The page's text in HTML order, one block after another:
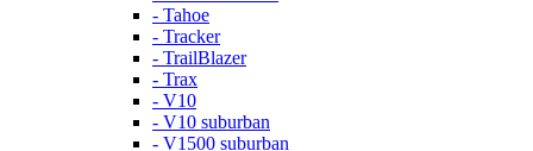
- Tahoe
- Tracker
- TrailBlazer
- Trax
- V10
- V10 suburban
- V1500 suburban